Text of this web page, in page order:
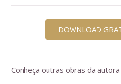
DOWNLOAD
Conheça outras obras da autora